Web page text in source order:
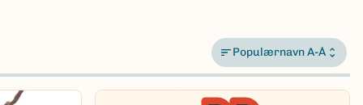
Populærnavn A-Å